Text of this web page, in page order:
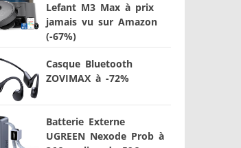
Lefant M3 Max à prix
jamais vu sur Amazon
(-67%)
Casque Bluetooth
ZOVIMAX à -72%
Batterie Externe
UGREEN Nexode Prob à